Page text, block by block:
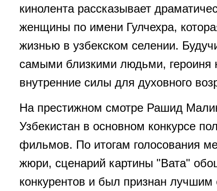
кинолента рассказывает
женщины по имени Гулчехра,
жизнью в узбекском селении.
самыми близкими людьми, героиня
внутренние силы для духовного
На престижном смотре Рашид
Узбекистан в основном конкурсе
фильмов. По итогам голосования
жюри, сценарий картины "Вата"
конкурентов и был признан лучшим